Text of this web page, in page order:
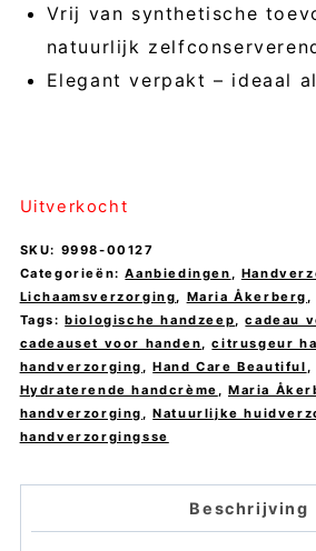
Vrij van synthetische
natuurlijk
Elegant verpakt – ideaal
Uitverkocht
SKU: 9998-00127
Categorieën:Aanbiedingen ,
Lichaamsverzorging, Maria Åkerberg
Tags:biologische handzeep,cadeau
cadeauset voor handen,citrusgeur
handverzorging ,Hand Care Beautiful ,
Hydraterende handcrème , Maria
handverzorging ,Natuurlijke
handverzorgingsse
Beschrijving